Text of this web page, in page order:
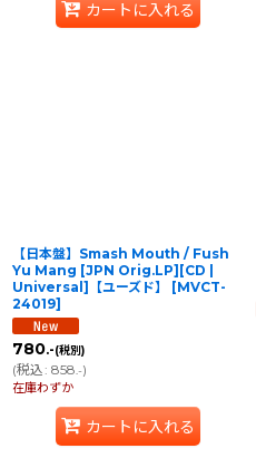
カートに入れる
【日本盤】Smash Mouth ‎/ Fush
Yu Mang [JPN Orig.LP][CD |
Universal]【ユーズド】
[MVCT-
24019]
780.-(税別)
(税込: 858.-)
在庫わずか
カートに入れる